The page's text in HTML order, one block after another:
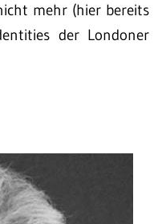
mehr (hier bereits
der Londoner